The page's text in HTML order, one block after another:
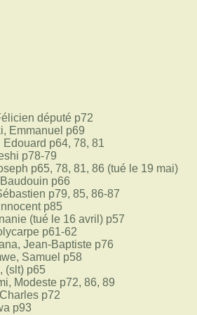
député p72
Emmanuel p69
Edouard p64, 78, 81
p78-79
p65, 78, 81, 86 (tué le 19 mai)
p66
p79, 85, 86-87
p85
(tué le 16 avril) p57
p61-62
Jean-Baptiste p76
Samuel p58
(slt) p65
Modeste p72, 86, 89
p72
p93